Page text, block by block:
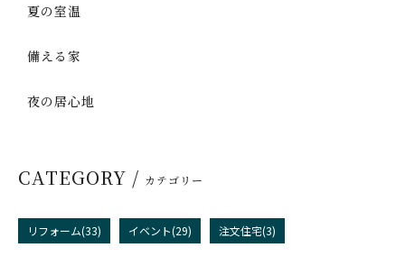
夏の室温
備える家
夜の居心地
CATEGORY / カテゴリー
リフォーム(33) イベント(29) 注文住宅(3)